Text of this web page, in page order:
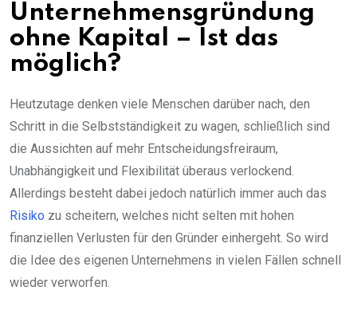
Unternehmensgründung
ohne Kapital – Ist das
möglich?
Heutzutage denken viele Menschen darüber nach, den
Schritt in die Selbstständigkeit zu wagen, schließlich sind
die Aussichten auf mehr Entscheidungsfreiraum,
Unabhängigkeit und Flexibilität überaus verlockend.
Allerdings besteht dabei jedoch natürlich immer auch das
Risiko zu scheitern, welches nicht selten mit hohen
finanziellen Verlusten für den Gründer einhergeht. So wird
die Idee des eigenen Unternehmens in vielen Fällen schnell
wieder verworfen.